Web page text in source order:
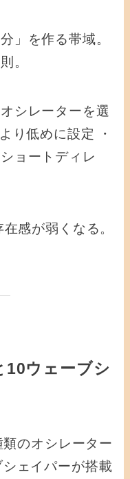
」を作る帯域。
。
シレーターを選
り低めに設定 ・
ョートディレ
感が弱くなる。
10ウェーブシ
のオシレーター
ェイパーが搭載